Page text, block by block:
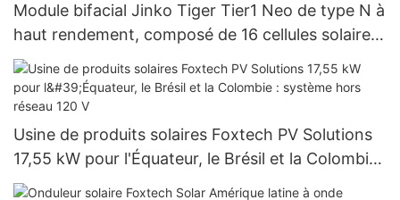
Module bifacial Jinko Tiger Tier1 Neo de type N à
haut rendement, composé de 16 cellules solaires
BB, pour des puissances de 590 W, 620 W, 630 W
et 650 W.
Usine de produits solaires Foxtech PV Solutions
17,55 kW pour l'Équateur, le Brésil et la Colombie :
système hors réseau 120 V